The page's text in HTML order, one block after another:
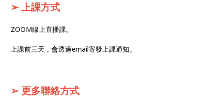
➢ 上課方式
ZOOM線上直播課。
上課前三天，會透過email寄發上課通知。
➢ 更多聯絡方式